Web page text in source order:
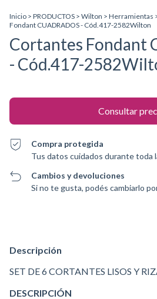
Inicio > PRODUCTOS > Wilton > Herramientas
Fondant CUADRADOS - Cód.417-2582Wilton
Cortantes Fondant
- Cód.417-
Compra protegida
Tus datos cuidados durante toda
Cambios y devoluciones
Si no te gusta, podés cambiarlo
Descripción
SET DE 6 CORTANTES LISOS Y
DESCRIPCIÓN